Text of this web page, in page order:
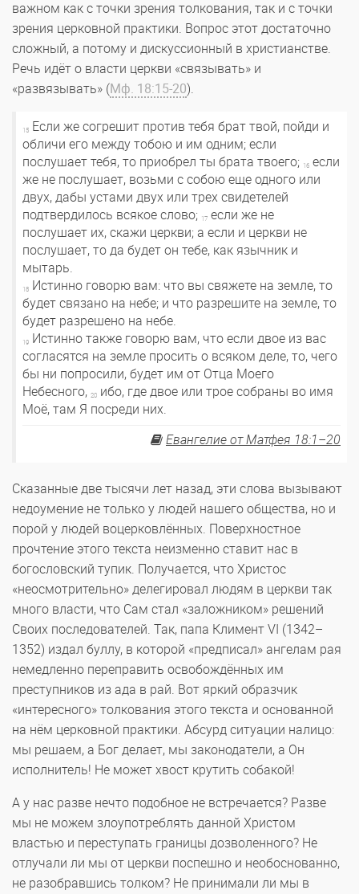
важном как с точки зрения толкования, так и с точки
зрения церковной практики. Вопрос этот достаточно
сложный, а потому и дискуссионный в христианстве.
Речь идёт о власти церкви «связывать» и
«развязывать» (Мф. 18:15-20).
15
Если же согрешит против тебя брат твой, пойди и
обличи его между тобою и им одним; если
послушает тебя, то приобрел ты брата твоего;
16 если
же не послушает, возьми с собою еще одного или
двух, дабы устами двух или трех свидетелей
подтвердилось всякое слово;
17 если же не
послушает их, скажи церкви; а если и церкви не
послушает, то да будет он тебе, как язычник и
мытарь.
18
Истинно говорю вам: что вы свяжете на земле, то
будет связано на небе; и что разрешите на земле, то
будет разрешено на небе.
19
Истинно также говорю вам, что если двое из вас
согласятся на земле просить о всяком деле, то, чего
бы ни попросили, будет им от Отца Моего
Небесного, 20 ибо, где двое или трое собраны во имя
Моё, там Я посреди них.
Евангелие от Матфея 18:1–20
Сказанные две тысячи лет назад, эти слова вызывают
недоумение не только у людей нашего общества, но и
порой у людей воцерковлённых. Поверхностное
прочтение этого текста неизменно ставит нас в
богословский тупик. Получается, что Христос
«неосмотрительно» делегировал людям в церкви так
много власти, что Сам стал «заложником» решений
Своих последователей. Так, папа Климент VI (1342–
1352) издал буллу, в которой «предписал» ангелам рая
немедленно переправить освобождённых им
преступников из ада в рай. Вот яркий образчик
«интересного» толкования этого текста и основанной
на нём церковной практики. Абсурд ситуации налицо:
мы решаем, а Бог делает, мы законодатели, а Он
исполнитель! Не может хвост крутить собакой!
А у нас разве нечто подобное не встречается? Разве
мы не можем злоупотреблять данной Христом
властью и переступать границы дозволенного? Не
отлучали ли мы от церкви поспешно и необоснованно,
не разобравшись толком? Не принимали ли мы в